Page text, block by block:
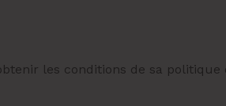
les conditions de sa